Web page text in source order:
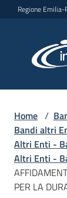
Vai al contenuto
Vai alla
Vai al footer
Regione Emilia-
L'Agenzia
Home /
Bandi altri
Altri Enti -
Altri Enti -
PER LA